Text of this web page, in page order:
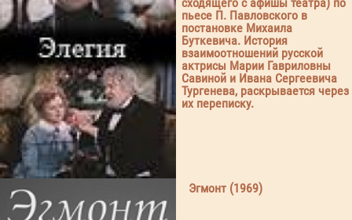
сходящего с афишы театра) по
пьесе П. Павловского в
постановке Михаила
Буткевича. История
взаимоотношений русской
актрисы Марии Гавриловны
Савиной и Ивана Сергеевича
Тургенева, раскрывается через
их переписку.
Эгмонт (1969)